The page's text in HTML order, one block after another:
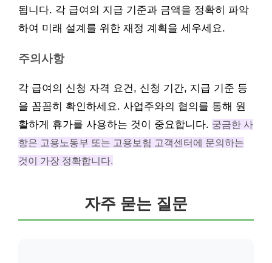
됩니다. 각 급여의 지급 기준과 금액을 정확히 파악
하여 미래 설계를 위한 재정 계획을 세우세요.
주의사항
각 급여의 신청 자격 요건, 신청 기간, 지급 기준 등
을 꼼꼼히 확인하세요. 사업주와의 협의를 통해 원
활하게 휴가를 사용하는 것이 중요합니다. 궁금한 사
항은 고용노동부 또는 고용보험 고객센터에 문의하는
것이 가장 정확합니다.
자주 묻는 질문